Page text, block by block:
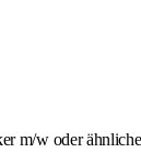
m/w oder